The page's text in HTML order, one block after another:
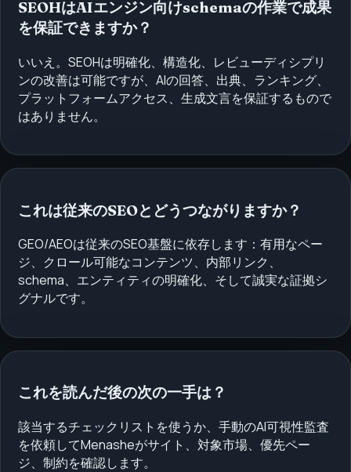
SEOHはAIエンジン向けschemaの作業で成果
を保証できますか？
いいえ。SEOHは明確化、構造化、レビューディシプリ
ンの改善は可能ですが、AIの回答、出典、ランキング、
プラットフォームアクセス、生成文言を保証するもので
はありません。
これは従来のSEOとどうつながりますか？
GEO/AEOは従来のSEO基盤に依存します：有用なペー
ジ、クロール可能なコンテンツ、内部リンク、
schema、エンティティの明確化、そして誠実な証拠シ
グナルです。
これを読んだ後の次の一手は？
該当するチェックリストを使うか、手動のAI可視性監査
を依頼してMenasheがサイト、対象市場、優先ペー
ジ、制約を確認します。